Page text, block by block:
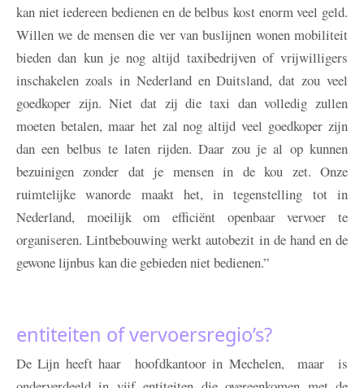
kan niet iedereen bedienen en de belbus kost enorm veel geld.
Willen we de mensen die ver van buslijnen wonen mobiliteit
bieden dan kun je nog altijd taxibedrijven of vrijwilligers
inschakelen zoals in Nederland en Duitsland, dat zou veel
goedkoper zijn. Niet dat zij die taxi dan volledig zullen
moeten betalen, maar het zal nog altijd veel goedkoper zijn
dan een belbus te laten rijden. Daar zou je al op kunnen
bezuinigen zonder dat je mensen in de kou zet. Onze
ruimtelijke wanorde maakt het, in tegenstelling tot in
Nederland, moeilijk om efficiënt openbaar vervoer te
organiseren. Lintbebouwing werkt autobezit in de hand en de
gewone lijnbus kan die gebieden niet bedienen.”
entiteiten of vervoersregio’s?
De Lijn heeft haar hoofdkantoor in Mechelen, maar is